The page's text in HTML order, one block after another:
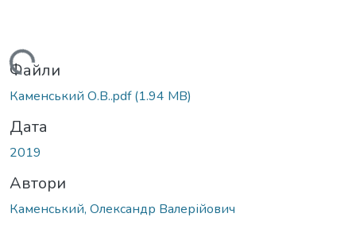
Файли
Каменський О.В..pdf(1.94 MB)
Дата
2019
Автори
Каменський, Олександр Валерійович